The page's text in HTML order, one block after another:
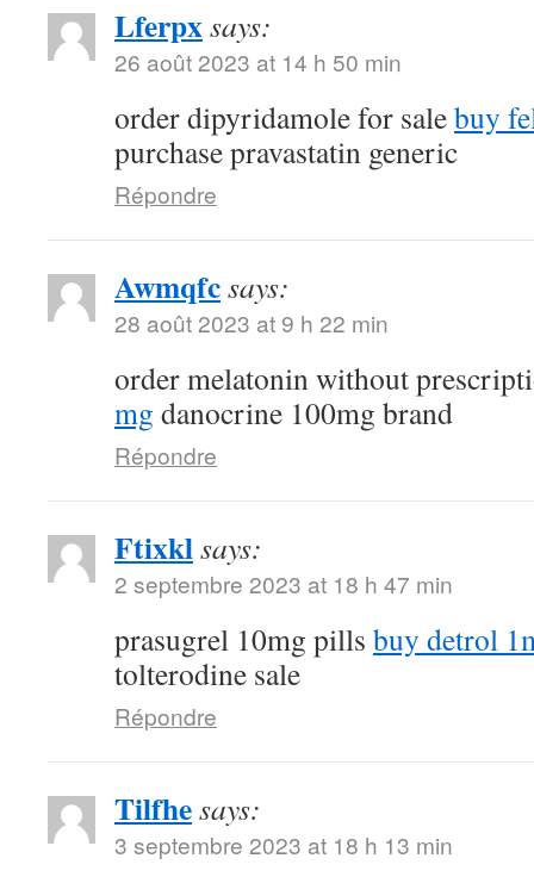
Lferpxsays:
26 août 2023 at 14 h 50 min
order dipyridamole for salebuy
purchase pravastatin generic
Répondre
Awmqfcsays:
28 août 2023 at 9 h 22 min
order melatonin without
mg danocrine 100mg brand
Répondre
Ftixklsays:
2 septembre 2023 at 18 h 47 min
prasugrel 10mg pills buy detrol
tolterodine sale
Répondre
Tilfhesays:
3 septembre 2023 at 18 h 13 min